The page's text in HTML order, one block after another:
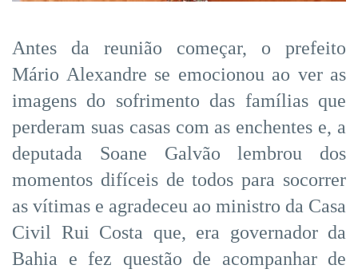
Antes da reunião começar, o prefeito
Mário Alexandre se emocionou ao ver as
imagens do sofrimento das famílias que
perderam suas casas com as enchentes e, a
deputada Soane Galvão lembrou dos
momentos difíceis de todos para socorrer
as vítimas e agradeceu ao ministro da Casa
Civil Rui Costa que, era governador da
Bahia e fez questão de acompanhar de